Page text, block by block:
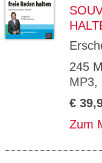
245
MP3,
€
Zum